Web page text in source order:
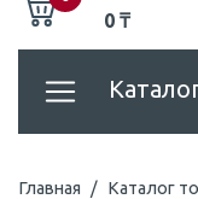
0 ₸
Главная Каталог